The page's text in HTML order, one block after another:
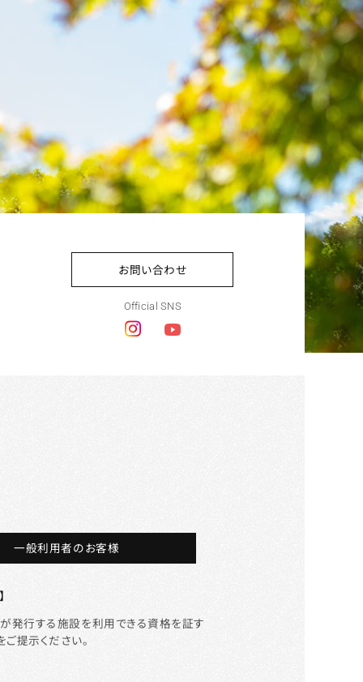
お問い合わせ
Official SNS
一般利用者のお客様
発行する施設を利用できる資格を証す
提示ください。